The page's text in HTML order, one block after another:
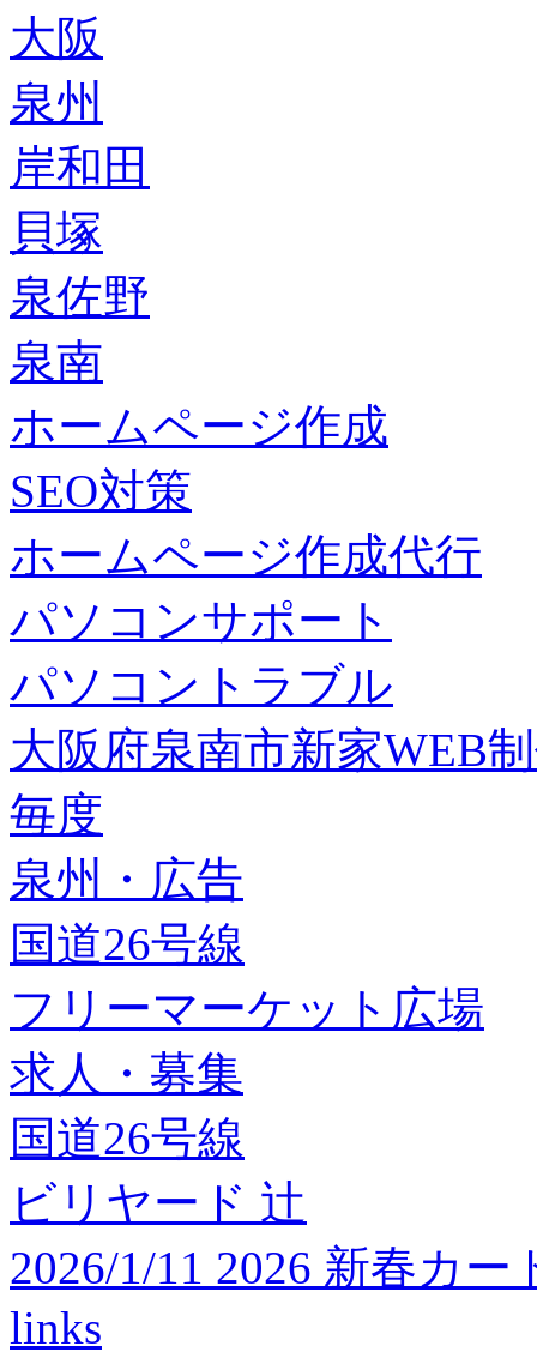
大阪
泉州
岸和田
貝塚
泉佐野
泉南
ホームページ作成
SEO対策
ホームページ作成代行
パソコンサポート
パソコントラブル
大阪府泉南市新家WEB
毎度
泉州・広告
国道26号線
フリーマーケット広場
求人・募集
国道26号線
ビリヤード 辻
2026/1/11 2026 新春カ
links